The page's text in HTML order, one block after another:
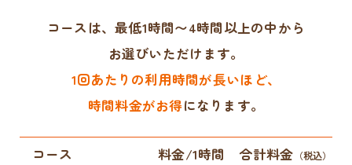
コースは、最低1時間〜4時間以上の中から
お選びいただけます。
1回あたりの利用時間が長いほど、
時間料金がお得になります。
コース 料金/1時間 合計料金 （税込）